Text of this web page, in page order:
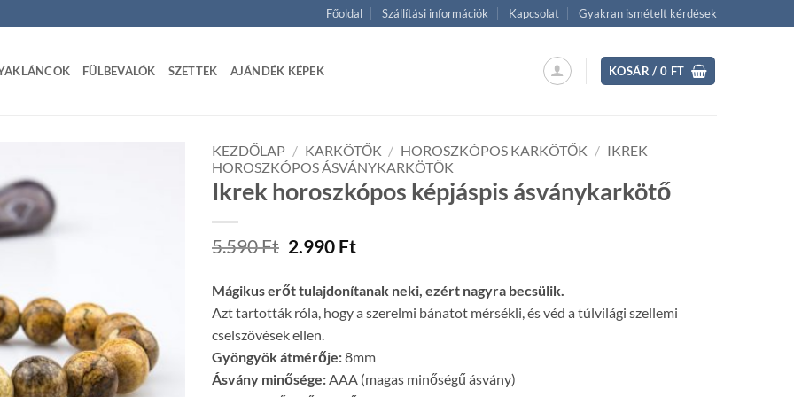
Főoldal Szállítási információk Kapcsolat Gyakran ismételt kérdések
FÜLBEVALÓK SZETTEK AJÁNDÉK KÉPEK KOSÁR /0 FT
KEZDŐLAP / KARKÖTŐK / HOROSZKÓPOS KARKÖTŐK / IKREK
HOROSZKÓPOS ÁSVÁNYKARKÖTŐK
Ikrek horoszkópos képjáspis ásványkarkötő
5.590Ft Original
was:
5.590 Ft.
2.990 FtCurrent
is:
2.990 Ft.
Mágikus erőt tulajdonítanak neki, ezért nagyra becsülik.
Azt tartották róla, hogy a szerelmi bánatot mérsékli, és véd a túlvilági szellemi
cselszövések ellen.
Gyöngyök átmérője:8mm
Ásvány minősége:AAA (magas minőségű ásvány)